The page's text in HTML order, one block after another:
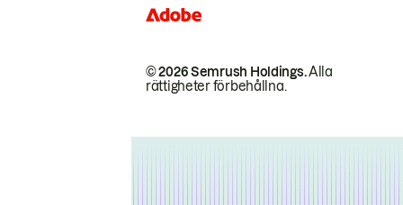
© 2026 Semrush Holdings.Alla
rättigheter förbehållna.